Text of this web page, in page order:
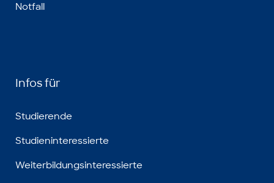
Notfall
Infos für
Studierende
Studieninteressierte
Weiterbildungsinteressierte